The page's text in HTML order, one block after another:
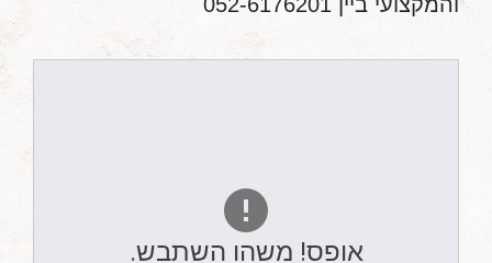
אופס! משהו השתבש.